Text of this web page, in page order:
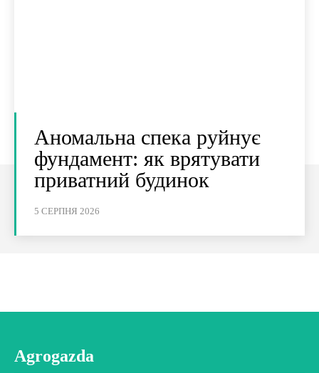
Аномальна спека руйнує
фундамент: як врятувати
приватний будинок
5 СЕРПНЯ 2026
Agrogazda